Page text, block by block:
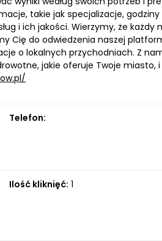
takie jak specjalizacje,
i ich jakości. Wierzymy, że każdy
Cię do odwiedzenia naszej
o lokalnych przychodniach. Z
jakie oferuje Twoje miasto,
Telefon:
Ilość kliknięć: 1